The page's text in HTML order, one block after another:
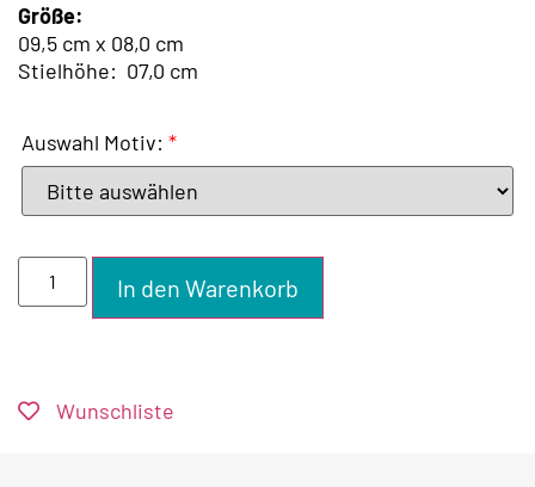
Größe:
09,5 cm x 08,0 cm
Stielhöhe: 07,0 cm
Auswahl Motiv: *
In den Warenkorb
Wunschliste